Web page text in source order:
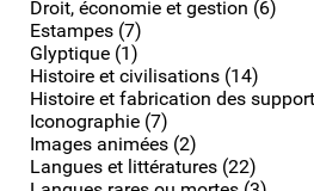
Droit, économie et gestion (6)
Estampes (7)
Glyptique (1)
Histoire et civilisations (14)
Histoire et fabrication des
Iconographie (7)
Images animées (2)
Langues et littératures (22)